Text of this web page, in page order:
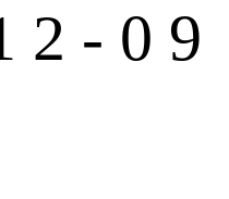
2 - 0 9